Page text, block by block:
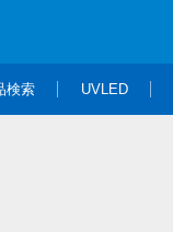
検索 UVLED